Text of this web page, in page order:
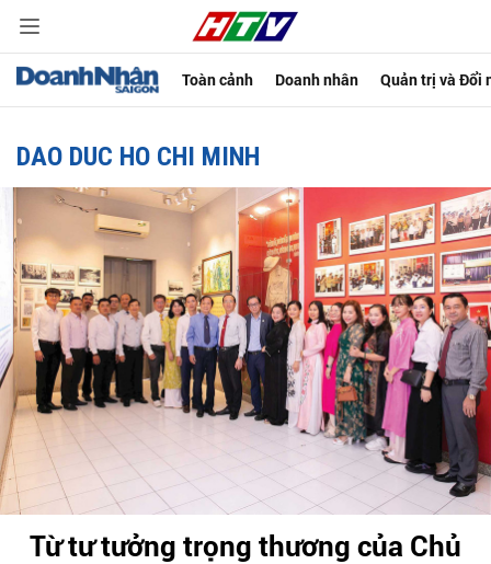
Toàn cảnh Doanh nhân Quản trị và Đổi
DAO DUC HO CHI MINH
Từ tư tưởng trọng thương của Chủ